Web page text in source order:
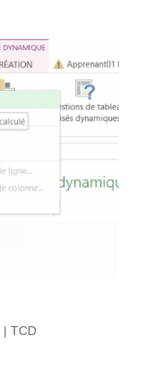
| TCD